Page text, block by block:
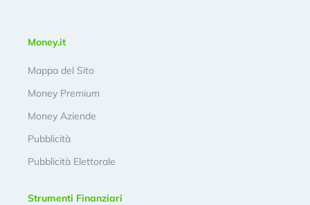
Money.it
Mappa del Sito
Money Premium
Money Aziende
Pubblicità
Pubblicità Elettorale
Strumenti Finanziari